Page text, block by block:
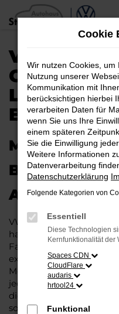
Zum
Hauptinhalt
VW
BIELEFELD
MIT RABATT
BIELEFELD
ARTEON
VW Arteon
hat einen
Fahrten in und um
existieren schlichtweg
Modell das Wasser
jeder Modellgeneration
die vielfältigen
sowie die zahlreichen
Cookie
Wir nutzen Cookies,
Nutzung unserer
Kommunikation mit
berücksichtigen hierbei
verarbeiten Daten für
wenn Sie uns Ihre
einem späteren
Sie die Einwilligung
Weitere Informationen
Datenverarbeitung
Datenschutzerklärung
Folgende Kategorien von
Essentiell
Diese Technologien
Kernfunktionalität der
Spaces CDN
CloudFlare
audaris
hrtool24
Funktional